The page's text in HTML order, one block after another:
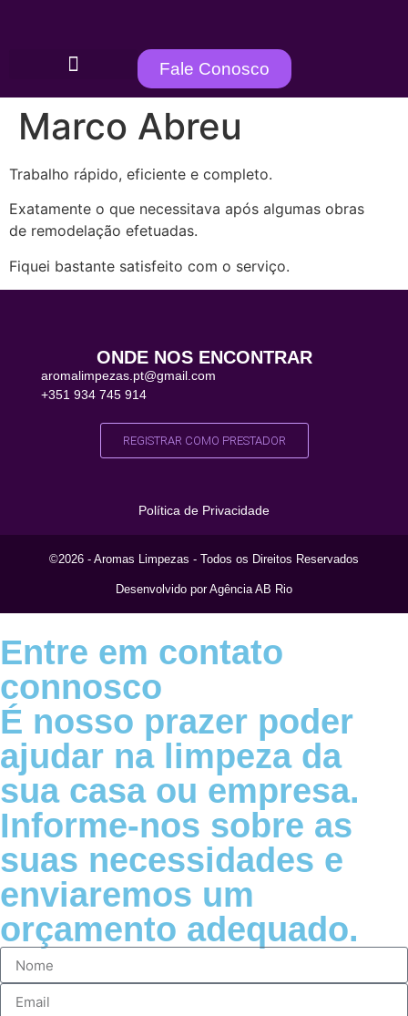
Fale Conosco
Marco Abreu
Trabalho rápido, eficiente e completo.
Exatamente o que necessitava após algumas obras
de remodelação efetuadas.
Fiquei bastante satisfeito com o serviço.
ONDE NOS ENCONTRAR
aromalimpezas.pt@gmail.com
+351 934 745 914
REGISTRAR COMO PRESTADOR
Política de Privacidade
©2026 - Aromas Limpezas - Todos os Direitos Reservados
Desenvolvido por Agência AB Rio
Entre em contato
connosco
É nosso prazer poder
ajudar na limpeza da
sua casa ou empresa.
Informe-nos sobre as
suas necessidades e
enviaremos um
orçamento adequado.